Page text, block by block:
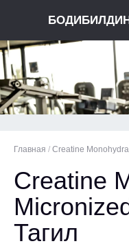
Главная / Creatine
Creatine
Тагил